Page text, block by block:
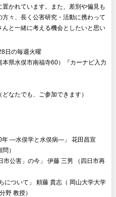
かれています。また、差別や偏⾒も
々、⻑く公害研究・活動に携わって
と⼀緒に考える機会としたいと思い
日の毎週火曜
⽔俣市南福寺60）『カーナビ入力
たでも、ご参加できます）
―⽔俣学と⽔俣病―」 花田昌宣
）
公害」の今」 伊藤 三男 （四⽇市再
ついて」 頼藤 貴志（ 岡⼭⼤学⼤学
野 教授）